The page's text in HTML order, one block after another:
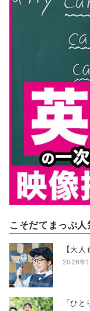
こそだてまっぷ人
【大
2026年
「ひ